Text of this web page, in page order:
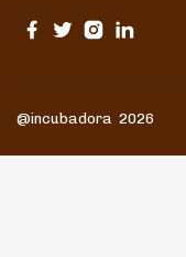
@incubadora 2026